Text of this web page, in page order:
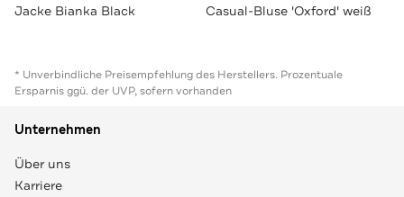
Jacke Bianka Black Casual-Bluse 'Oxford' weiß
* Unverbindliche Preisempfehlung des Herstellers. Prozentuale
Ersparnis ggü. der UVP, sofern vorhanden
Unternehmen
Über uns
Karriere